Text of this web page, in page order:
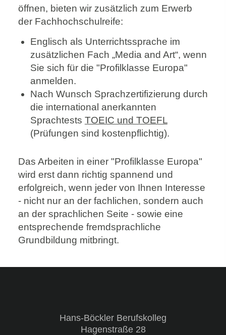
öffnen, bieten wir zusätzlich zum Erwerb
der Fachhochschulreife:
Englisch als Unterrichtssprache im
zusätzlichen Fach „Media and Art“, wenn
Sie sich für die "Profilklasse Europa"
anmelden.
Nach Wunsch Sprachzertifizierung durch
die international anerkannten
Sprachtests TOEIC und TOEFL
(Prüfungen sind kostenpflichtig).
Das Arbeiten in einer "Profilklasse Europa"
wird erst dann richtig spannend und
erfolgreich, wenn jeder von Ihnen Interesse
- nicht nur an der fachlichen, sondern auch
an der sprachlichen Seite - sowie eine
entsprechende fremdsprachliche
Grundbildung mitbringt.
Hans-Böckler Berufskolleg
Hagenstraße 28